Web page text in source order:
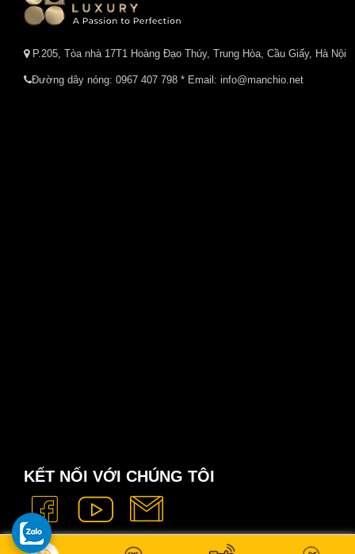
P.205, Tòa nhà 17T1 Hoàng Đạo Thúy, Trung Hòa, Cầu Giấy, Hà Nội
Đường dây nóng: 0967 407 798 * Email: info@manchio.net
KẾT NỐI VỚI CHÚNG TÔI